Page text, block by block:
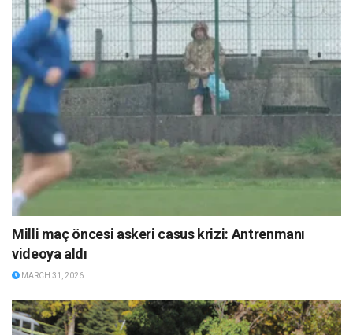
Milli maç öncesi askeri casus krizi: Antrenmanı
videoya aldı
MARCH 31, 2026